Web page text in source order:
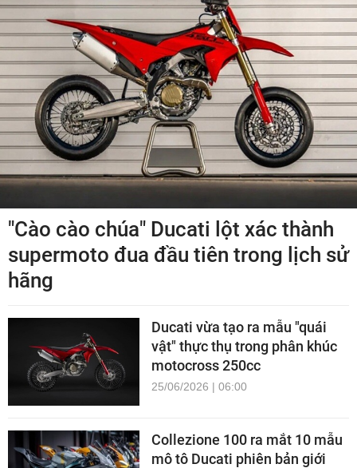
"Cào cào chúa" Ducati lột xác thành
supermoto đua đầu tiên trong lịch sử
hãng
Ducati vừa tạo ra mẫu "quái
vật" thực thụ trong phân khúc
motocross 250cc
25/06/2026 | 06:00
Collezione 100 ra mắt 10 mẫu
mô tô Ducati phiên bản giới